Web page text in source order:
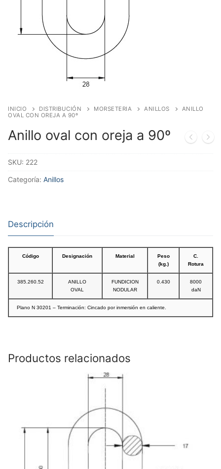
INICIO DISTRIBUCIÓN MORSETERIA ANILLOS
ANILLO
OVAL CON OREJA A 90º
Anillo oval con oreja a 90º
SKU: 222
Categoría: Anillos
Descripción
Código Designación Material
Peso
(kg.)
C.
Rotura
385.260.52
ANILLO
OVAL
FUNDICION
NODULAR
0.430
8000
daN
Plano N 30201 – Terminación: Cincado por inmersión en caliente.
Productos relacionados